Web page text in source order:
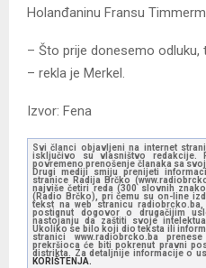
Holanđaninu Fransu
– Što prije donesemo
– rekla je Merkel.
Izvor: Fena
Svi članci objavljeni na internet
isključivo su vlasništvo redakcije.
povremeno prenošenje članaka sa
Drugi mediji smiju prenijeti
stranice Radija Brčko
najviše četiri reda (300 slovnih
(Radio Brčko), pri čemu su on-line
tekst na web stranicu
postignut dogovor o drugačijim
nastojanju da zaštiti svoje
Ukoliko se bilo koji dio teksta ili
stranici www.radiobrcko.ba
prekršioca će biti pokrenut pravni
distrikta. Za detaljnije informacije o
KORIŠTENJA.